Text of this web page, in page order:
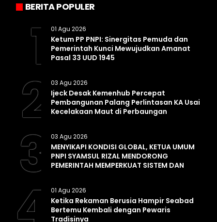
BERITA POPULER
1 01 Agu 2026
Ketum PP PNPI: Sinergitas Pemuda dan
Pemerintah Kunci Mewujudkan Amanat
Pasal 33 UUD 1945
2 03 Agu 2026
Ijeck Desak Kemenhub Percepat
Pembangunan Palang Perlintasan KA Usai
Kecelakaan Maut di Perbaungan
3 03 Agu 2026
MENYIKAPI KONDISI GLOBAL, KETUA UMUM
PNPI SYAMSUL RIZAL MENDORONG
PEMERINTAH MEMPERKUAT SISTEM DAN
4 01 Agu 2026
Ketika Rekaman Berusia Hampir Seabad
Bertemu Kembali dengan Pewaris
Tradisinya